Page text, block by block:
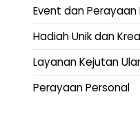
Event dan Perayaan
Hadiah Unik dan
Layanan Kejutan
Perayaan Personal